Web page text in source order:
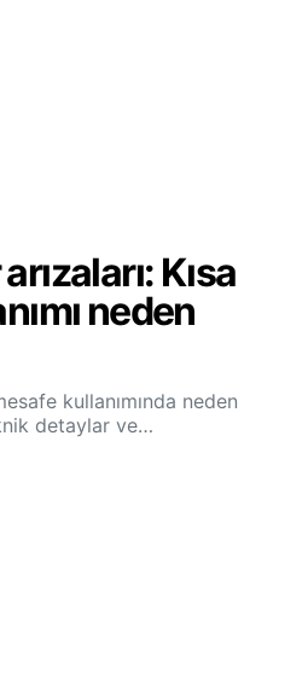
Kısa
neden
kullanımında neden
detaylar ve…